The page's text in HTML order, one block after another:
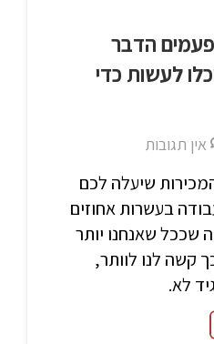
הדבר
לעשות כדי
אין תגובות
שיעלה לכם
בעשרות אחוזים
שככל שאנחנו יותר
קשה לנו לוותר,
לא.